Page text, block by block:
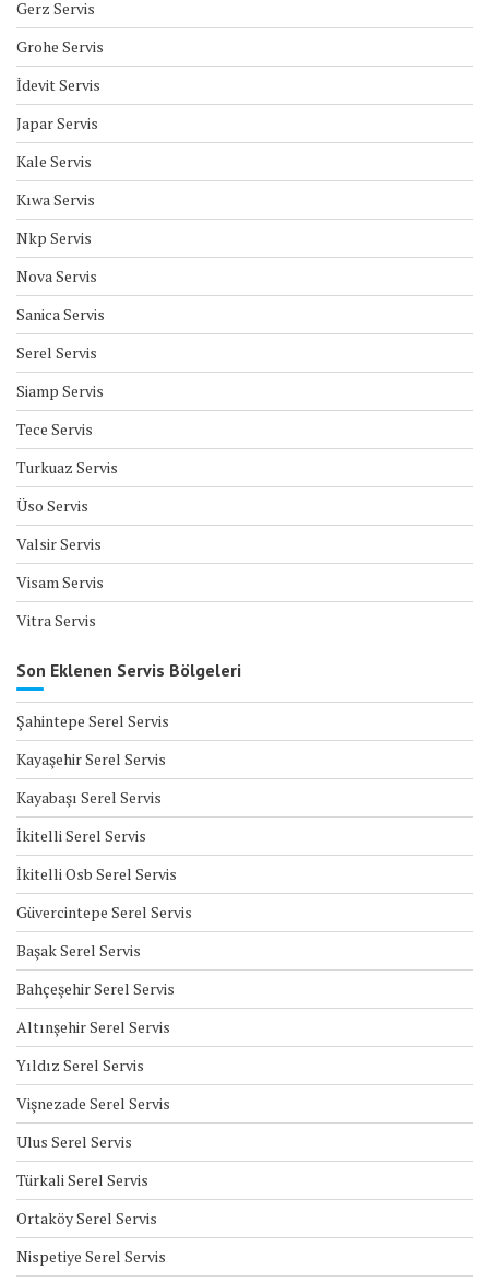
Gerz Servis
Grohe Servis
İdevit Servis
Japar Servis
Kale Servis
Kıwa Servis
Nkp Servis
Nova Servis
Sanica Servis
Serel Servis
Siamp Servis
Tece Servis
Turkuaz Servis
Üso Servis
Valsir Servis
Visam Servis
Vitra Servis
Son Eklenen Servis Bölgeleri
Şahintepe Serel Servis
Kayaşehir Serel Servis
Kayabaşı Serel Servis
İkitelli Serel Servis
İkitelli Osb Serel Servis
Güvercintepe Serel Servis
Başak Serel Servis
Bahçeşehir Serel Servis
Altınşehir Serel Servis
Yıldız Serel Servis
Vişnezade Serel Servis
Ulus Serel Servis
Türkali Serel Servis
Ortaköy Serel Servis
Nispetiye Serel Servis